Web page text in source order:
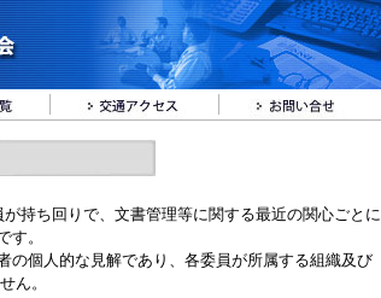
持ち回りで、文書管理等に関する最近の関心ごとに
す。
の個人的な見解であり、各委員が所属する組織及び
ん。